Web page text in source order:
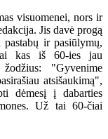
visuomenei, nors ir
Jis davė progą
ir pasiūlymų,
kas iš 60-ies jau
"Gyvenime
atsišaukimą",
dėmesį į dabarties
Už tai 60-čiai